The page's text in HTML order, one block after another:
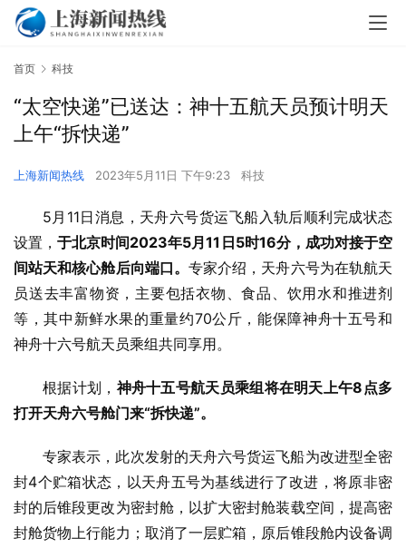
首页 科技
“太空快递”已送达：神十五航天员预计明天
上午“拆快递”
上海新闻热线 2023年5月11日 下午9:23 科技
5月11日消息，天舟六号货运飞船入轨后顺利完成状态
设置，于北京时间2023年5月11日5时16分，成功对接于空
间站天和核心舱后向端口。 专家介绍，天舟六号为在轨航天
员送去丰富物资，主要包括衣物、食品、饮用水和推进剂
等，其中新鲜水果的重量约70公斤，能保障神舟十五号和
神舟十六号航天员乘组共同享用。
根据计划， 神舟十五号航天员乘组将在明天上午8点多
打开天舟六号舱门来“拆快递”。
专家表示，此次发射的天舟六号货运飞船为改进型全密
封4个贮箱状态，以天舟五号为基线进行了改进，将原非密
封的后锥段更改为密封舱，以扩大密封舱装载空间，提高密
封舱货物上行能力；取消了一层贮箱，原后锥段舱内设备调